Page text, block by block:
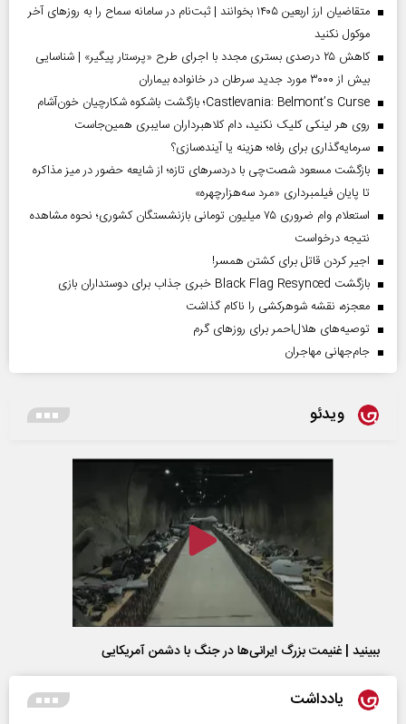
متقاضیان ارز اربعین ۱۴۰۵ بخوانند | ثبت‌نام در سامانه سماح را به روز‌های آخر
موکول نکنید
کاهش ۲۵ درصدی بستری مجدد با اجرای طرح «پرستار پیگیر» | شناسایی
بیش از ۳۰۰۰ مورد جدید سرطان در خانواده بیماران
Castlevania: Belmont’s Curse؛ بازگشت باشکوه شکارچیان خون‌آشام
روی هر لینکی کلیک نکنید، دام کلاهبرداران سایبری همین‌جاست
سرمایه‌گذاری برای رفاه؛ هزینه یا آینده‌سازی؟
بازگشت مسعود شصت‌چی با دردسر‌های تازه؛ از شایعه حضور در میز مذاکره
تا پایان فیلمبرداری «مرد سه‌هزارچهره»
استعلام وام ضروری ۷۵ میلیون تومانی بازنشستگان کشوری؛ نحوه مشاهده
نتیجه درخواست
اجیر کردن قاتل برای کشتن همسر!
بازگشت Black Flag Resynced خبری جذاب برای دوستداران بازی
معجزه، نقشه شوهرکشی را ناکام گذاشت
توصیه‌های هلال‌احمر برای روز‌های گرم
جام‌جهانی مهاجران
ویدئو
ببینید | غنیمت بزرگ ایرانی‌ها در جنگ با دشمن آمریکایی
یادداشت